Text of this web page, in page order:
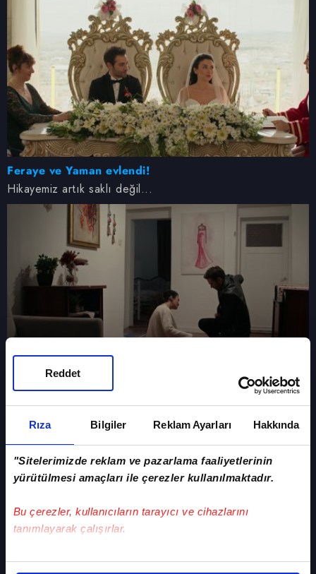
Rıza Bilgiler Reklam Ayarları Hakkında
"Sitelerimizde reklam ve pazarlama faaliyetlerinin
yürütülmesi amaçları ile çerezler kullanılmaktadır.
Bu çerezler, kullanıcıların tarayıcı ve cihazlarını
tanımlayarak çalışırlar.
Bu çerezlere izin vermeniz halinde sizlere özel
Reddet
Feraye ve Yaman evlendi!
Hikayemiz artık saklı değil...
Cemile, Feraye'ye zarar vermeye çalıştı!
"Senin ne işin var burada?"